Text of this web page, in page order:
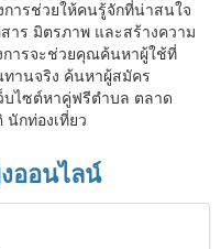
ารช่วยให้คนรู้จักที่น่าสนใจ
าร มิตรภาพ และสร้างความ
การจะช่วยคุณค้นหาผู้ใช้ที่
านจริง ค้นหาผู้สมัคร
บไซต์หาคู่ฟรีตำบล ตลาด
กท่องเที่ยว
ออนไลน์